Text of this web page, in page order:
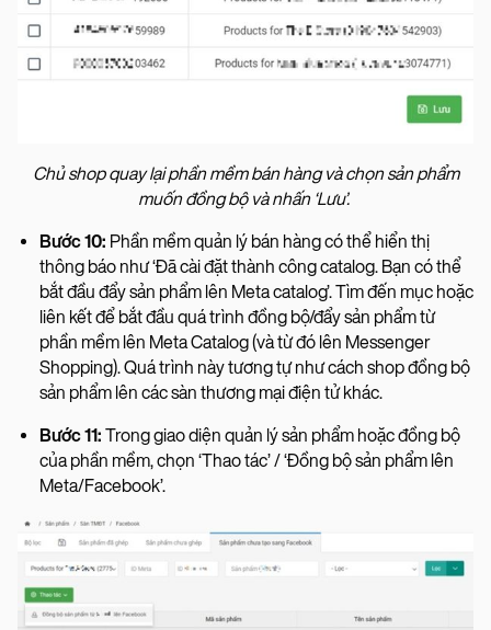
Chủ shop quay lại phần mềm bán hàng và chọn sản phẩm
muốn đồng bộ và nhấn ‘Lưu’.
Bước 10: Phần mềm quản lý bán hàng có thể hiển thị
thông báo như ‘Đã cài đặt thành công catalog. Bạn có thể
bắt đầu đẩy sản phẩm lên Meta catalog’. Tìm đến mục hoặc
liên kết để bắt đầu quá trình đồng bộ/đẩy sản phẩm từ
phần mềm lên Meta Catalog (và từ đó lên Messenger
Shopping). Quá trình này tương tự như cách shop đồng bộ
sản phẩm lên các sàn thương mại điện tử khác.
Bước 11: Trong giao diện quản lý sản phẩm hoặc đồng bộ
của phần mềm, chọn ‘Thao tác’ / ‘Đồng bộ sản phẩm lên
Meta/Facebook’.